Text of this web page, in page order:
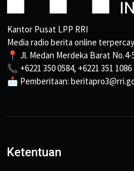
Kantor Pusat LPP RRI
Media radio berita online
📍 Jl. Medan Merdeka Barat
📞 +6221 350 0584, +6221 351 1086
📩 Pemberitaan:
Ketentuan